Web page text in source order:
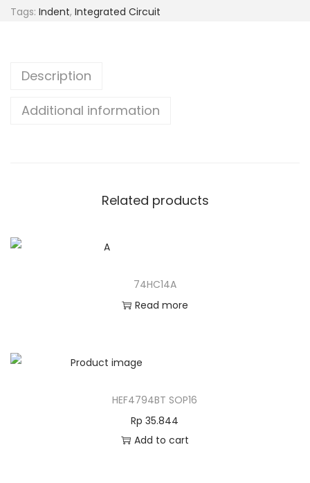
Tags: Indent, Integrated Circuit
Description
Additional information
Related products
74HC14A
Read more
HEF4794BT SOP16
Rp 35.844
Add to cart